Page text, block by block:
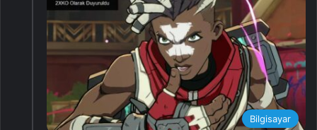
Bilgisayar